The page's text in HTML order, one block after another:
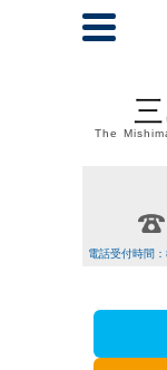
The
電話受付時間